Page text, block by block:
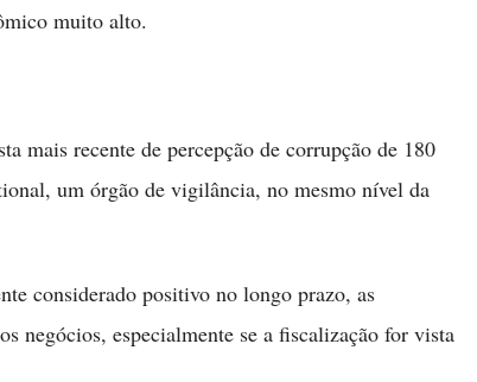
muito alto.
mais recente de percepção de corrupção de 180
um órgão de vigilância, no mesmo nível da
considerado positivo no longo prazo, as
negócios, especialmente se a fiscalização for vista